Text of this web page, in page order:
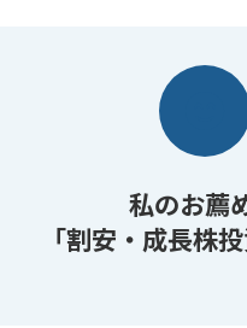
私のお薦
「割安・成長株